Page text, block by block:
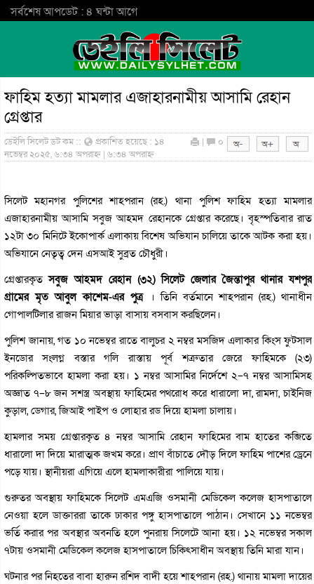
সর্বশেষ আপডেট : ৪ ঘন্টা আগে
ফাহিম হত্যা মামলার এজাহারনামীয় আসামি রেহান
গ্রেপ্তার
ডেইলি সিলেট ডট কম ::
প্রকাশিত হয়েছে : ১৪
নভেম্বর ২০২৫, ৬:৩৪ অপরাহ্ন | ৬:৩৪ অপরাহ্ন
| ০
সিলেট মহানগর পুলিশের শাহপরান (রহ.) থানা পুলিশ ফাহিম হত্যা মামলার
এজাহারনামীয় আসামি সবুজ আহমদ রেহানকে গ্রেপ্তার করেছে। বৃহস্পতিবার রাত
১২টা ৩০ মিনিটে ইকোপার্ক এলাকায় বিশেষ অভিযান চালিয়ে তাকে আটক করা হয়।
অভিযানে নেতৃত্ব দেন এসআই সুব্রত চৌধুরী।
গ্রেপ্তারকৃতসবুজ আহমদ রেহান (৩২)সিলেট জেলার জৈন্তাপুর থানার যশপুর
গ্রামের মৃত আবুল কাশেম-এর পুত্র
। তিনি বর্তমানে শাহপরান (রহ.) থানাধীন
গোপালটিলার রাজন মিয়ার ভাড়া বাসায় বসবাস করছিলেন।
পুলিশ জানায়, গত ১০ নভেম্বর রাতে বালুচর ২ নম্বর মসজিদ এলাকার কিংস ফুটসাল
ইনডোর সংলগ্ন বস্তার গলি রাস্তায় পূর্ব শত্রুতার জেরে ফাহিমকে (২৩)
পরিকল্পিতভাবে হামলা করা হয়। ১ নম্বর আসামির নির্দেশে ২–৭ নম্বর আসামিসহ
অজ্ঞাত ৭–৮ জন সশস্ত্র অবস্থায় ফাহিমের পথরোধ করে ধারালো দা, রামদা, চাইনিজ
কুড়াল, ডেগার, জিআই পাইপ ও লোহার রড দিয়ে হামলা চালায়।
হামলার সময় গ্রেপ্তারকৃত ৪ নম্বর আসামি রেহান ফাহিমের বাম হাতের কব্জিতে
ধারালো দা দিয়ে মারাত্মক জখম করে। প্রাণ বাঁচাতে দৌড় দিলে ফাহিম পাশের ড্রেনে
পড়ে যায়। স্থানীয়রা এগিয়ে এলে হামলাকারীরা পালিয়ে যায়।
গুরুতর অবস্থায় ফাহিমকে সিলেট এমএজি ওসমানী মেডিকেল কলেজ হাসপাতালে
নেওয়া হলে ডাক্তাররা তাকে ঢাকার পঙ্গু হাসপাতালে পাঠান। সেখানে ১১ নভেম্বর
ভর্তি করার পর অবস্থার অবনতি হলে পুনরায় সিলেটে আনা হয়। ১২ নভেম্বর সকাল
৭টায় ওসমানী মেডিকেল কলেজ হাসপাতালে চিকিৎসাধীন অবস্থায় তিনি মারা যান।
ঘটনার পর নিহতের বাবা হারুন রশিদ বাদী হয়ে শাহপরান (রহ.) থানায় মামলা দায়ের